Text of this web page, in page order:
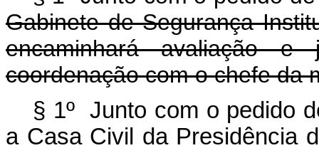
Gabinete de Segurança
encaminhará avaliação e
coordenação com o chefe da
§ 1º Junto com o pedido
a Casa Civil da Presidência